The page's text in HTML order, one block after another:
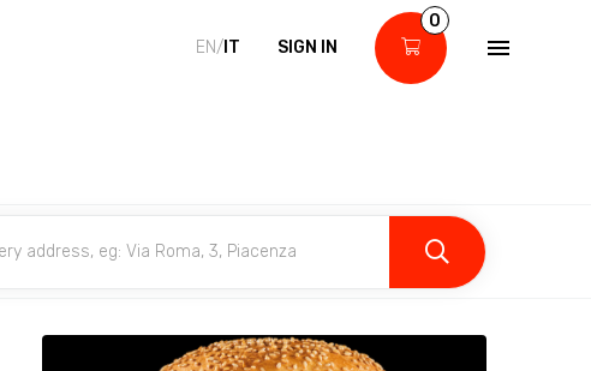
EN/ IT SIGN IN
0